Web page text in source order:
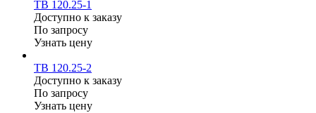
ТВ 120.25-1
Доступно к заказу
По запросу
Узнать цену
ТВ 120.25-2
Доступно к заказу
По запросу
Узнать цену